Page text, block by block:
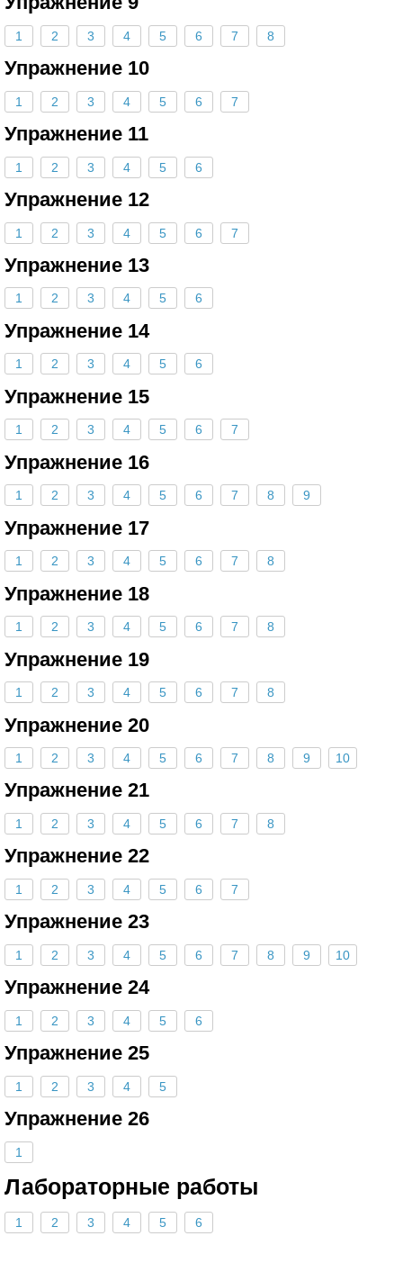
1 2 3 4 5 6 7 8
Упражнение 10
1 2 3 4 5 6 7
Упражнение 11
1 2 3 4 5 6
Упражнение 12
1 2 3 4 5 6 7
Упражнение 13
1 2 3 4 5 6
Упражнение 14
1 2 3 4 5 6
Упражнение 15
1 2 3 4 5 6 7
Упражнение 16
1 2 3 4 5 6 7 8 9
Упражнение 17
1 2 3 4 5 6 7 8
Упражнение 18
1 2 3 4 5 6 7 8
Упражнение 19
1 2 3 4 5 6 7 8
Упражнение 20
1 2 3 4 5 6 7 8 9 10
Упражнение 21
1 2 3 4 5 6 7 8
Упражнение 22
1 2 3 4 5 6 7
Упражнение 23
1 2 3 4 5 6 7 8 9 10
Упражнение 24
1 2 3 4 5 6
Упражнение 25
1 2 3 4 5
Упражнение 26
1
Лабораторные работы
1 2 3 4 5 6